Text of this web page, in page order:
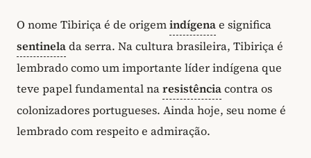
O nome Tibiriça é de origemindígenae significa
sentinelada serra. Na cultura brasileira, Tibiriça é
lembrado como um importante líder indígena que
teve papel fundamental naresistênciacontra os
colonizadores portugueses. Ainda hoje, seu nome é
lembrado com respeito e admiração.